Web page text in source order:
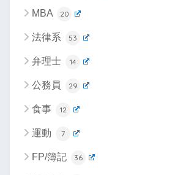
MBA 20
法律系 53
弁理士 14
公務員 29
食事 12
運動 7
FP/簿記 36